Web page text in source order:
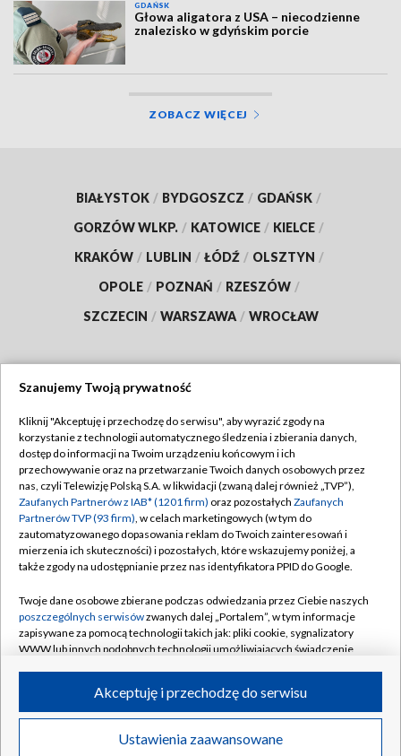
GDAŃSK
Głowa aligatora z USA – niecodzienne
znalezisko w gdyńskim porcie
ZOBACZ WIĘCEJ
BIAŁYSTOK / BYDGOSZCZ / GDAŃSK /
GORZÓW WLKP. / KATOWICE / KIELCE /
KRAKÓW / LUBLIN / ŁÓDŹ / OLSZTYN /
OPOLE / POZNAŃ / RZESZÓW /
SZCZECIN / WARSZAWA / WROCŁAW
TVP
Abonament TVP
Emisja w TVP
Centrum informacji TVP
Naziemna Telewizja Cyfrowa
Rada Programowa
System NOS
Informacje o nadawcy
Program dla prasy
Regulamin TVP
Polityka prywatności
Moje zgody
Pomoc
Kontakt
Kanały
©2026 Telewizja Polska S.A. w likwidacji
Szanujemy Twoją prywatność
Kliknij "Akceptuję i przechodzę do serwisu", aby wyrazić zgody na
korzystanie z technologii automatycznego śledzenia i zbierania danych,
dostęp do informacji na Twoim urządzeniu końcowym i ich
przechowywanie oraz na przetwarzanie Twoich danych osobowych przez
nas, czyli Telewizję Polską S.A. w likwidacji (zwaną dalej również „TVP”),
Zaufanych Partnerów z IAB* (1201 firm) oraz pozostałych Zaufanych
Partnerów TVP (93 firm), w celach marketingowych (w tym do
zautomatyzowanego dopasowania reklam do Twoich zainteresowań i
mierzenia ich skuteczności) i pozostałych, które wskazujemy poniżej, a
także zgody na udostępnianie przez nas identyfikatora PPID do Google.
Twoje dane osobowe zbierane podczas odwiedzania przez Ciebie naszych
poszczególnych serwisówzwanych dalej „Portalem”, w tym informacje
zapisywane za pomocą technologii takich jak: pliki cookie, sygnalizatory
WWW lub innych podobnych technologii umożliwiających świadczenie
ruchu w Internecie.
Twoje dane osobowe zbierane podczas odwiedzania przez Ciebie
poszczególnych serwisówna Portalu, takie jak adresy IP, identyfikatory
Ustawienia zaawansowane
Akceptuję i przechodzę do serwisu